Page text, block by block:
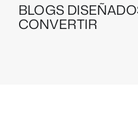
BLOGS
CONVERTIR